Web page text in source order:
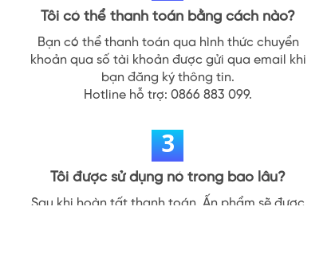
Tôi có thể thanh toán bằng cách nào?
Bạn có thể thanh toán qua hình thức chuyển
khoản qua số tài khoản được gửi qua email khi
bạn đăng ký thông tin.
Hotline hỗ trợ: 0866 883 099.
3
Tôi được sử dụng nó trong bao lâu?
Sau khi hoàn tất thanh toán, Ấn phẩm sẽ được